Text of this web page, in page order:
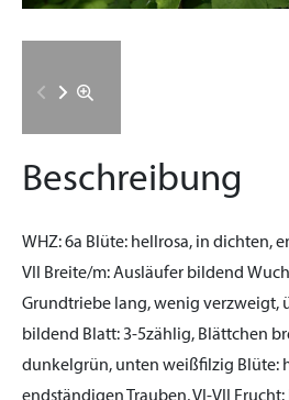
Beschreibung
WHZ:6a Blüte: hellrosa, in dichten,
VII
Breite/m:Ausläufer bildend
Grundtriebe lang, wenig verzweigt,
bildend Blatt:3-5zählig, Blättchen
dunkelgrün, unten weißfilzig Blüte: